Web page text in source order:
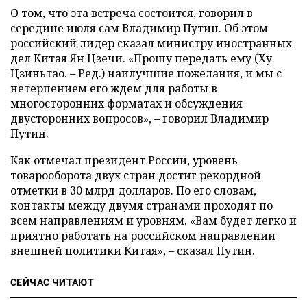
О том, что эта встреча состоится, говорил в
середине июля сам Владимир Путин. Об этом
российский лидер сказал министру иностранных
дел Китая Ян Цзечи. «Прошу передать ему (Ху
Цзиньтао. – Ред.) наилучшие пожелания, и мы с
нетерпением его ждем для работы в
многосторонних форматах и обсуждения
двусторонних вопросов», – говорил Владимир
Путин.
Как отмечал президент России, уровень
товарооборота двух стран достиг рекордной
отметки в 30 млрд долларов. По его словам,
контакты между двумя странами проходят по
всем направлениям и уровням. «Вам будет легко и
приятно работать на российском направлении
внешней политики Китая», – сказал Путин.
СЕЙЧАС ЧИТАЮТ